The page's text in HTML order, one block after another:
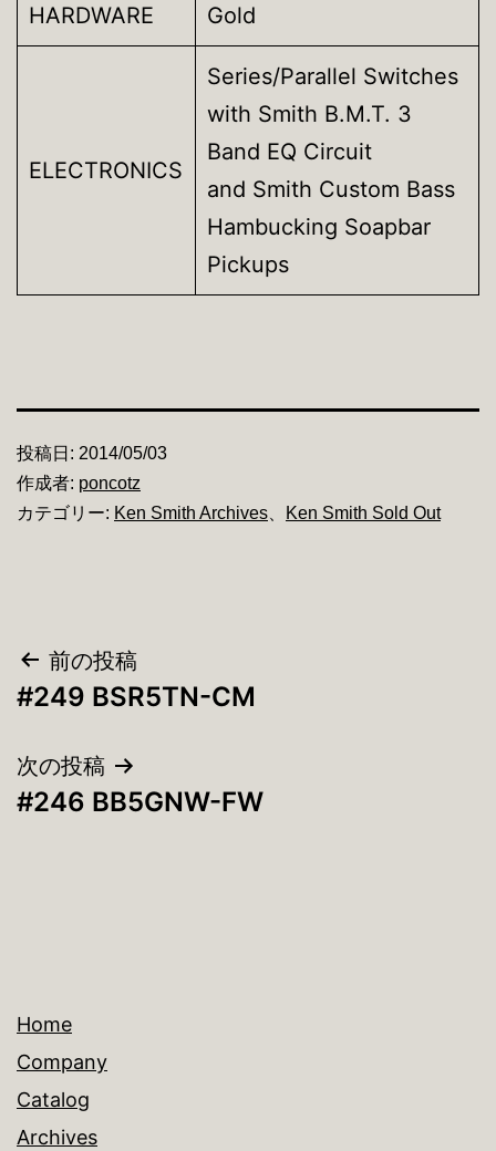
HARDWARE Gold
ELECTRONICS
Series/Parallel Switches
with Smith B.M.T. 3
Band EQ Circuit
and Smith Custom Bass
Hambucking Soapbar
Pickups
投稿日: 2014/05/03
作成者: poncotz
カテゴリー: Ken Smith Archives Ken Smith Sold Out
投
稿
ナ
ビ
ョ
ン
前の投稿
#249 BSR5TN-CM
次の投稿
#246 BB5GNW-FW
Home
Company
Catalog
Archives